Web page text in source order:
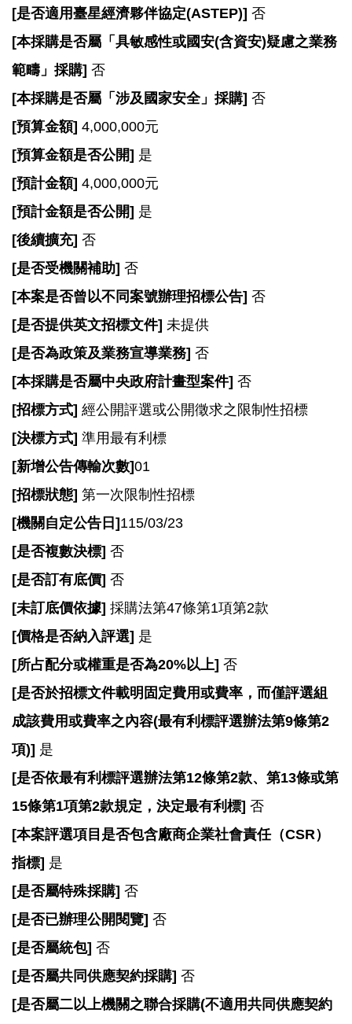
覽
市
政
信
箱
常
見
問
題
桃
園
政
府
E
g
l
i
s
隱
權
政
政
府
網
站
資
料
開
放
宣
網
站
安
全
政
策
[是否適用臺星經濟夥伴協定(ASTEP)] 否
[本採購是否屬「具敏感性或國安(含資安)疑慮之業務
範疇」採購] 否
[本採購是否屬「涉及國家安全」採購] 否
[預算金額] 4,000,000元
[預算金額是否公開] 是
[預計金額] 4,000,000元
[預計金額是否公開] 是
[後續擴充] 否
[是否受機關補助] 否
[本案是否曾以不同案號辦理招標公告] 否
[是否提供英文招標文件] 未提供
[是否為政策及業務宣導業務] 否
[本採購是否屬中央政府計畫型案件] 否
[招標方式] 經公開評選或公開徵求之限制性招標
[決標方式] 準用最有利標
[新增公告傳輸次數]01
[招標狀態] 第一次限制性招標
[機關自定公告日] 115/03/23
[是否複數決標] 否
[是否訂有底價] 否
[未訂底價依據] 採購法第47條第1項第2款
[價格是否納入評選] 是
[所占配分或權重是否為20%以上] 否
[是否於招標文件載明固定費用或費率，而僅評選組
成該費用或費率之內容(最有利標評選辦法第9條第2
項)] 是
[是否依最有利標評選辦法第12條第2款、第13條或第
15條第1項第2款規定，決定最有利標] 否
[本案評選項目是否包含廠商企業社會責任（CSR）
指標] 是
[是否屬特殊採購] 否
[是否已辦理公開閱覽] 否
[是否屬統包] 否
[是否屬共同供應契約採購] 否
[是否屬二以上機關之聯合採購(不適用共同供應契約